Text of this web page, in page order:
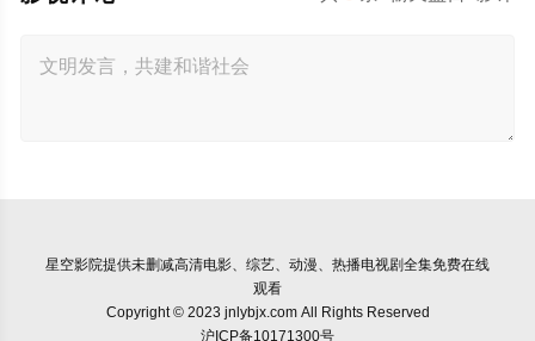
星空影院提供未删减高清电影、综艺、动漫、热播电视剧全集免费在线
观看
Copyright © 2023 jnlybjx.com All Rights Reserved
沪ICP备10171300号